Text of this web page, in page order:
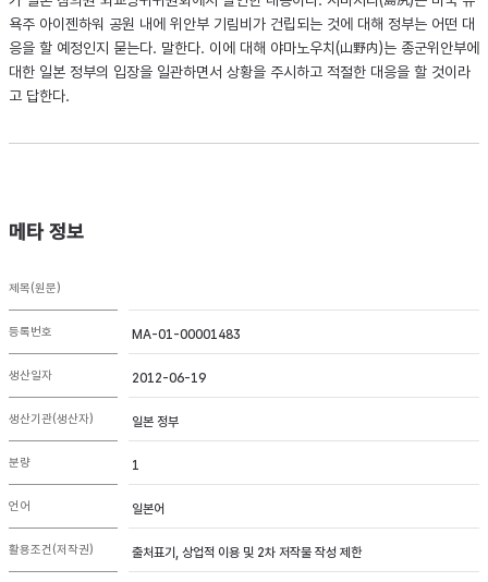
욕주 아이젠하워 공원 내에 위안부 기림비가 건립되는 것에 대해 정부는 어떤 대
응을 할 예정인지 묻는다. 말한다. 이에 대해 야마노우치(山野内)는 종군위안부에
대한 일본 정부의 입장을 일관하면서 상황을 주시하고 적절한 대응을 할 것이라
고 답한다.
메타 정보
제목(원문)
등록번호 MA-01-00001483
생산일자 2012-06-19
생산기관(생산자) 일본 정부
분량 1
언어 일본어
활용조건(저작권) 출처표기, 상업적 이용 및 2차 저작물 작성 제한